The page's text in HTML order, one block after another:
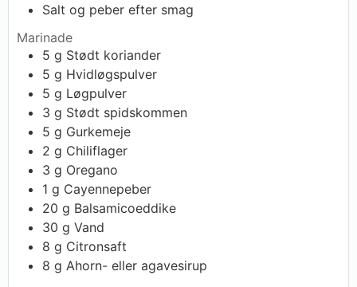
Salt og peber efter smag
Marinade
5 g Stødt koriander
5 g Hvidløgspulver
5 g Løgpulver
3 g Stødt spidskommen
5 g Gurkemeje
2 g Chiliflager
3 g Oregano
1 g Cayennepeber
20 g Balsamicoeddike
30 g Vand
8 g Citronsaft
8 g Ahorn- eller agavesirup